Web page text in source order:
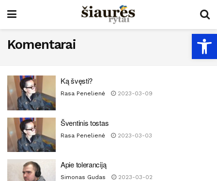
Komentarai
Ką švęsti?
Rasa Penelienė 2023-03-09
Šventinis tostas
Rasa Penelienė 2023-03-03
Apie toleranciją
Simonas Gudas 2023-03-02